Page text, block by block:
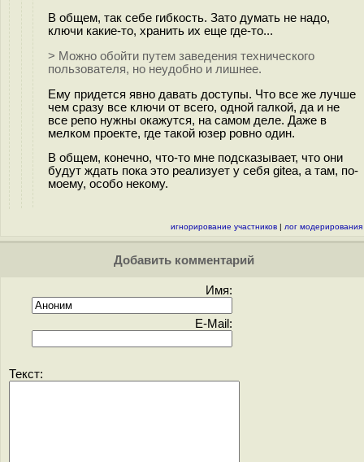
В общем, так себе гибкость. Зато думать не надо,
ключи какие-то, хранить их еще где-то...
> Можно обойти путем заведения технического
пользователя, но неудобно и лишнее.
Ему придется явно давать доступы. Что все же лучше
чем сразу все ключи от всего, одной галкой, да и не
все репо нужны окажутся, на самом деле. Даже в
мелком проекте, где такой юзер ровно один.
В общем, конечно, что-то мне подсказывает, что они
будут ждать пока это реализует у себя gitea, а там, по-
моему, особо некому.
игнорирование участников | лог модерирования
Добавить комментарий
Имя:
E-Mail:
Текст: